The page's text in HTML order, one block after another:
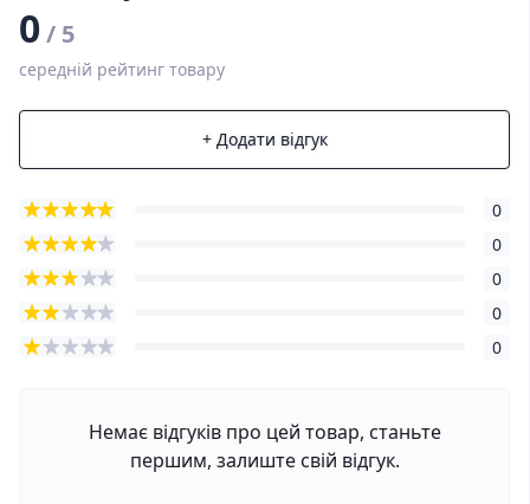
0/ 5
середній рейтинг товару
+ Додати відгук
0
0
0
0
0
Немає відгуків про цей товар, станьте
першим, залиште свій відгук.